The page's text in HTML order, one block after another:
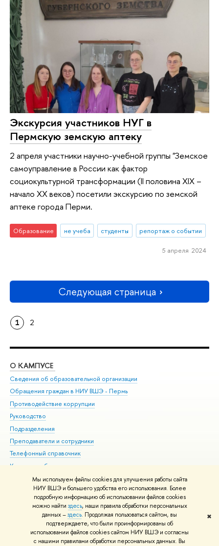
Мы используем файлы cookies для улучшения работы сайта
НИУ ВШЭ и большего удобства его использования. Более
подробную информацию об использовании файлов cookies
можно найти здесь, наши правила обработки персональных
данных –здесь. Продолжая пользоваться сайтом, вы
подтверждаете, что были проинформированы об
использовании файлов cookies сайтом НИУ ВШЭ и согласны
с нашими правилами обработки персональных данных. Вы
✖
Экскурсия участников НУГ в
Пермскую земскую аптеку
2 апреля участники научно-учебной группы "Земское
самоуправление в России как фактор
социокультурной трансформации (II половина XIX –
начало XX веков) посетили экскурсию по земской
аптеке города Перми.
Образование не учеба студенты репортаж о событии
5 апреля 2024
Следующая страница
1 2
О КАМПУСЕ
Сведения об образовательной организации
Обращения граждан в НИУ ВШЭ - Пермь
Противодействие коррупции
Руководство
Подразделения
Преподаватели и сотрудники
Телефонный справочник
Корпуса и общежития
ВШЭ для студентов с ограниченными возможностями
здоровья и инвалидностью
Единая платежная страница
© НИУ ВШЭ 1993–2026 Условия использования материалов Адреса
и контакты Карта сайта